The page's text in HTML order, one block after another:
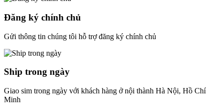
Đăng ký chính chủ
Gửi thông tin chúng tôi hỗ trợ đăng ký chính chủ
Ship trong ngày
Giao sim trong ngày với khách hàng ở nội thành Hà Nội, Hồ Chí
Minh